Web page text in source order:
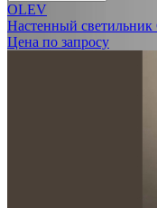
OLEV
Настенный светильник
Цена по запросу